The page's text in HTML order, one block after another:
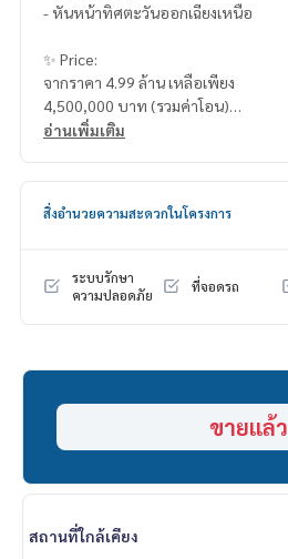
- หันหน้าทิศตะวันออกเฉียงเหนือ
✨ Price:
จากราคา 4.99 ล้าน เหลือเพียง
4,500,000 บาท (รวมค่าโอน)
______________________
HOME - REAL ESTATE SERVICES
📞
062-879-5289
✔️ ข้อมูลเชิงลึกโดยผู้เชี่ยวชาญในพื้นที่
✔️ รับฝากขาย รับซื้อ ขายฝาก จำนอง
www.homerealestateservices.co.th
“HOME - Real Estate Services”
Facebook | IG | TikTok | YouTube
อ่านเพิ่มเติม
สิ่งอำนวยความสะดวกในโครงการ
ระบบรักษา
ความปลอดภัย
ที่จอดรถ
ขายแล้ว
สถานที่ใกล้เคียง